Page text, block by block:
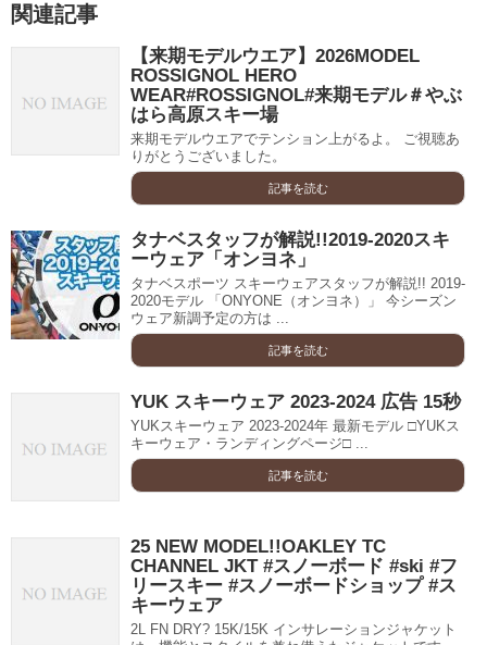
関連記事
【来期モデルウエア】2026MODEL
ROSSIGNOL HERO
WEAR#ROSSIGNOL#来期モデル＃やぶ
はら高原スキー場
来期モデルウエアでテンション上がるよ。 ご視聴あ
りがとうございました。
記事を読む
タナベスタッフが解説!!2019-2020スキ
ーウェア「オンヨネ」
タナベスポーツ スキーウェアスタッフが解説!! 2019-
2020モデル 「ONYONE（オンヨネ）」 今シーズン
ウェア新調予定の方は ...
記事を読む
YUK スキーウェア 2023-2024 広告 15秒
YUKスキーウェア 2023-2024年 最新モデル □YUKス
キーウェア・ランディングページ□ ...
記事を読む
25 NEW MODEL!!OAKLEY TC
CHANNEL JKT #スノーボード #ski #フ
リースキー #スノーボードショップ #ス
キーウェア
2L FN DRY? 15K/15K インサレーションジャケット